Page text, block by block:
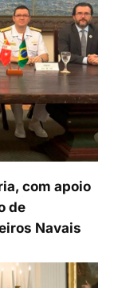
com apoio
de
Navais